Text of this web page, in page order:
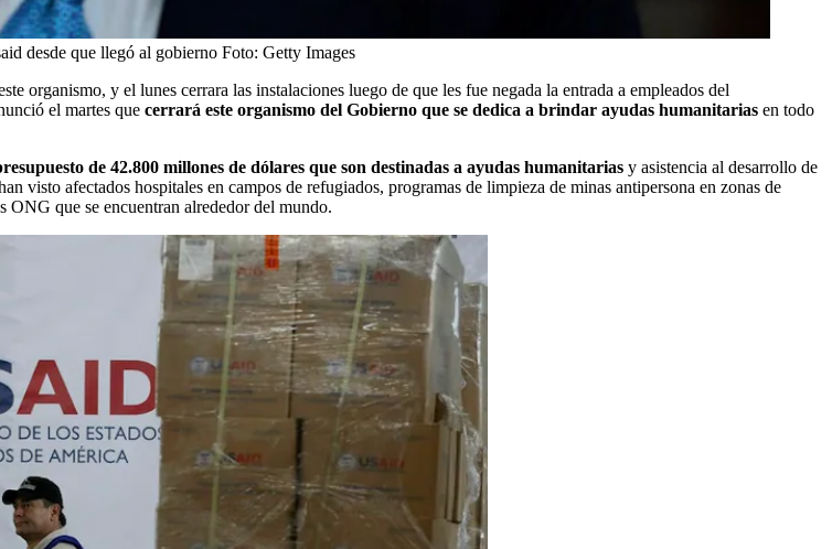
desde que llegó al gobierno Foto: Getty Images
organismo, y el lunes cerrara las instalaciones luego de que les fue negada la entrada a empleados del
el martes que cerrará este organismo del Gobierno que se dedica a brindar ayudas humanitarias en todo
de 42.800 millones de dólares que son destinadas a ayudas humanitarias y asistencia al desarrollo de
visto afectados hospitales en campos de refugiados, programas de limpieza de minas antipersona en zonas de
ONG que se encuentran alrededor del mundo.